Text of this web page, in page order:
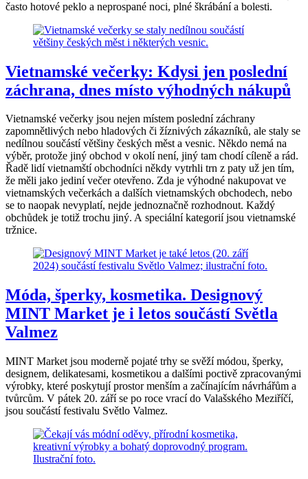
často hotové peklo a neprospané noci, plné škrábání a bolesti.
Vietnamské večerky: Kdysi jen poslední
záchrana, dnes místo výhodných nákupů
Vietnamské večerky jsou nejen místem poslední záchrany
zapomnětlivých nebo hladových či žíznivých zákazníků, ale staly se
nedílnou součástí většiny českých měst a vesnic. Někdo nemá na
výběr, protože jiný obchod v okolí není, jiný tam chodí cíleně a rád.
Řadě lidí vietnamští obchodníci někdy vytrhli trn z paty už jen tím,
že měli jako jediní večer otevřeno. Zda je výhodné nakupovat ve
vietnamských večerkách a dalších vietnamských obchodech, nebo
se to naopak nevyplatí, nejde jednoznačně rozhodnout. Každý
obchůdek je totiž trochu jiný. A speciální kategorií jsou vietnamské
tržnice.
Móda, šperky, kosmetika. Designový
MINT Market je i letos součástí Světla
Valmez
MINT Market jsou moderně pojaté trhy se svěží módou, šperky,
designem, delikatesami, kosmetikou a dalšími poctivě zpracovanými
výrobky, které poskytují prostor menším a začínajícím návrhářům a
tvůrcům. V pátek 20. září se po roce vrací do Valašského Meziříčí,
jsou součástí festivalu Světlo Valmez.